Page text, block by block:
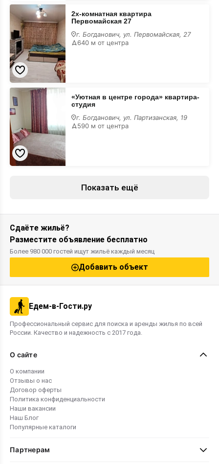
2х-
комнатная
квартира
Первомайская
27
2х-комнатная квартира
Первомайская 27
г. Богданович, ул. Первомайская, 27
640 м от центра
«Уютная
в
центре
города»
квартира-
студия
«Уютная в центре города» квартира-
студия
г. Богданович, ул. Партизанская, 19
590 м от центра
Показать ещё
Сдаёте жильё?
Разместите объявление бесплатно
Более 980 000 гостей ищут жильё каждый месяц
Добавить объект
Едем-в-Гости.ру
Профессиональный сервис для поиска и аренды жилья по всей
России. Качество и надежность с 2017 года.
О сайте
О компании
Отзывы о нас
Договор оферты
Политика конфиденциальности
Наши вакансии
Наш Блог
Популярные каталоги
Партнерам